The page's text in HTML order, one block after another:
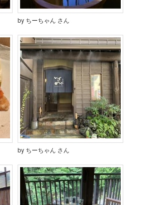
by ちーちゃん さん
by ちーちゃん さん